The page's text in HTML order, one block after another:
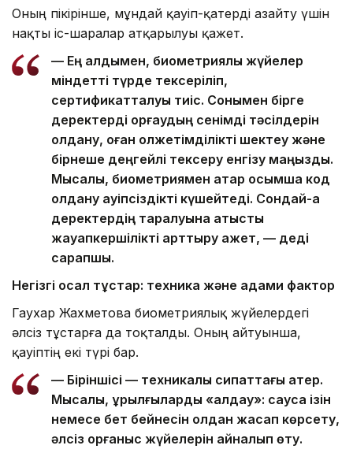
Оның пікірінше, мұндай қауіп-қатерді азайту үшін
нақты іс-шаралар атқарылуы қажет.
— Ең алдымен, биометриялық жүйелер
міндетті түрде тексеріліп,
сертификатталуы тиіс. Сонымен бірге
деректерді қорғаудың сенімді тәсілдерін
қолдану, оған қолжетімділікті шектеу және
бірнеше деңгейлі тексеру енгізу маңызды.
Мысалы, биометриямен қатар қосымша код
қолдану қауіпсіздікті күшейтеді. Сондай-ақ
деректердің таралуына қатысты
жауапкершілікті арттыру қажет, — деді
сарапшы.
Негізгі осал тұстар: техника және адами фактор
Гаухар Жахметова биометриялық жүйелердегі
әлсіз тұстарға да тоқталды. Оның айтуынша,
қауіптің екі түрі бар.
— Біріншісі — техникалық сипаттағы қатер.
Мысалы, құрылғыларды «алдау»: саусақ ізін
немесе бет бейнесін қолдан жасап көрсету,
әлсіз қорғаныс жүйелерін айналып өту.